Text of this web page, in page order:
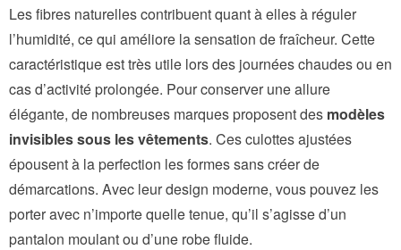
Les fibres naturelles contribuent quant à elles à réguler
l’humidité, ce qui améliore la sensation de fraîcheur. Cette
caractéristique est très utile lors des journées chaudes ou en
cas d’activité prolongée. Pour conserver une allure
élégante, de nombreuses marques proposent des modèles
invisibles sous les vêtements. Ces culottes ajustées
épousent à la perfection les formes sans créer de
démarcations. Avec leur design moderne, vous pouvez les
porter avec n’importe quelle tenue, qu’il s’agisse d’un
pantalon moulant ou d’une robe fluide.